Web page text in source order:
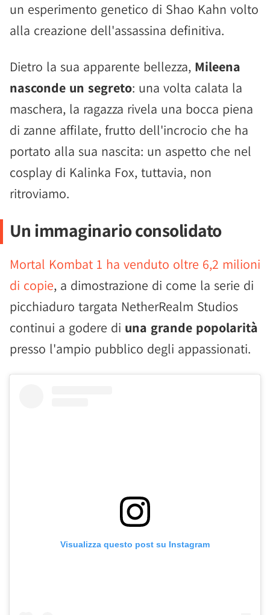
un esperimento genetico di Shao Kahn volto
alla creazione dell'assassina definitiva.
Dietro la sua apparente bellezza, Mileena
nasconde un segreto: una volta calata la
maschera, la ragazza rivela una bocca piena
di zanne affilate, frutto dell'incrocio che ha
portato alla sua nascita: un aspetto che nel
cosplay di Kalinka Fox, tuttavia, non
ritroviamo.
Un immaginario consolidato
Mortal Kombat 1 ha venduto oltre 6,2 milioni
di copie, a dimostrazione di come la serie di
picchiaduro targata NetherRealm Studios
continui a godere di una grande popolarità
presso l'ampio pubblico degli appassionati.
Visualizza questo post su Instagram